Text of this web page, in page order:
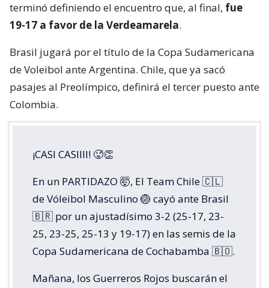
terminó definiendo el encuentro que, al final, fue
19-17 a favor de la Verdeamarela.
Brasil jugará por el título de la Copa Sudamericana
de Voleibol ante Argentina. Chile, que ya sacó
pasajes al Preolímpico, definirá el tercer puesto ante
Colombia.
¡CASI CASIIII! 🥵👏
En un PARTIDAZO 🤯, El Team Chile 🇨🇱
de Vóleibol Masculino 🏐 cayó ante Brasil
🇧🇷 por un ajustadísimo 3-2 (25-17, 23-
25, 23-25, 25-13 y 19-17) en las semis de la
Copa Sudamericana de Cochabamba 🇧🇴.
Mañana, los Guerreros Rojos buscarán el